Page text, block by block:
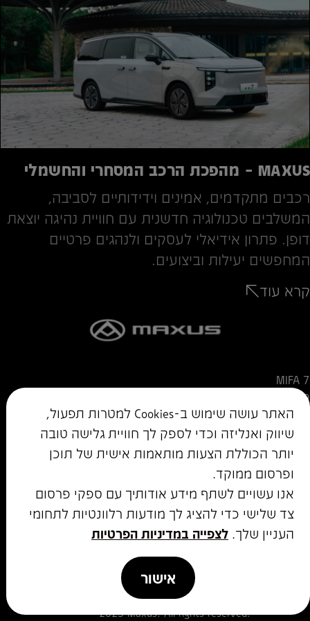
MAXUS – מהפכת הרכב המסחרי והחשמלי
רכבים מתקדמים, אמינים וידידותיים לסביבה,
המשלבים טכנולוגיה חדשנית עם חוויית נהיגה יוצאת
דופן. פתרון אידיאלי לעסקים ולנהגים פרטיים
המחפשים יעילות וביצועים.
קרא עוד
MIFA 7
MIFA 9
הסיפור של MAXUS
צור קשר
לדף הבית
שם היבואן- אוטו חן בע"מ
תנאי שימוש באתר
מדיניות הפרטיות
תקנון מבצעים
2025 Maxus. All rights reserved.
האתר עושה שימוש ב-Cookies למטרות תפעול,
שיווק ואנליזה וכדי לספק לך חוויית גלישה טובה
יותר הכוללת הצעות מותאמות אישית של תוכן
ופרסום ממוקד.
אנו עשויים לשתף מידע אודותיך עם ספקי פרסום
צד שלישי כדי להציג לך מודעות רלוונטיות לתחומי
העניין שלך. לצפייה במדיניות הפרטיות
אישור
*4946